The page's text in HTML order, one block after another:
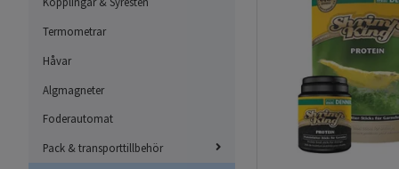
Termometrar
Håvar
Algmagneter
Foderautomat
Pack & transporttillbehör
och sjunka till botten,
Naturligt foder (blad
Ett annat viktigt
Torkade löv,
tanniner och
räkornas